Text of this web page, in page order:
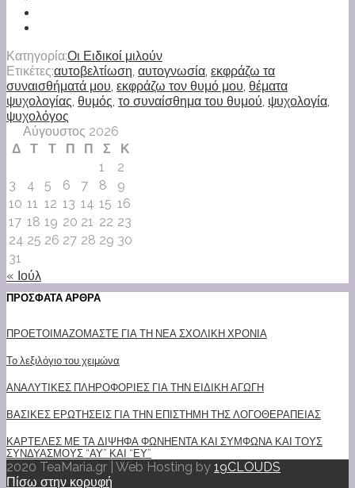
Κατηγορία:Οι Ειδικοί μιλούν
Ετικέτες:αυτοβελτίωση, αυτογνωσία, εκφράζω τα
συναισθήματά μου, εκφράζω τον θυμό μου, θέματα
ψυχολογίας, θυμός, το συναίσθημα του θυμού, ψυχολογία,
ψυχολόγος
Αύγουστος 2026
Δ
Τ Τ Π Π Σ
Κ
1
2
3
4 5 6 7 8
9
10 11 12 13 14 15 16
17 18 19 20 21 22 23
24 25 26 27 28 29 30
31
« Ιούλ
ΠΡΟΣΦΑΤΑ ΑΡΘΡΑ
ΠΡΟΕΤΟΙΜΑΖΟΜΑΣΤΕ ΓΙΑ ΤΗ ΝΕΑ ΣΧΟΛΙΚΗ ΧΡΟΝΙΑ
Το λεξιλόγιο του χειμώνα
ΑΝΑΛΥΤΙΚΕΣ ΠΛΗΡΟΦΟΡΙΕΣ ΓΙΑ ΤΗΝ ΕΙΔΙΚΗ ΑΓΩΓΗ
ΒΑΣΙΚΕΣ ΕΡΩΤΗΣΕΙΣ ΓΙΑ ΤΗΝ ΕΠΙΣΤΗΜΗ ΤΗΣ ΛΟΓΟΘΕΡΑΠΕΙΑΣ
ΚΑΡΤΕΛΕΣ ΜΕ ΤΑ ΔΙΨΗΦΑ ΦΩΝΗΕΝΤΑ ΚΑΙ ΣΥΜΦΩΝΑ ΚΑΙ ΤΟΥΣ
ΣΥΝΔΥΑΣΜΟΥΣ “ΑΥ” ΚΑΙ “ΕΥ”
2020 TeaMaria.gr | Web Hosting by 19CLOUDS
Πίσω στην κορυφή